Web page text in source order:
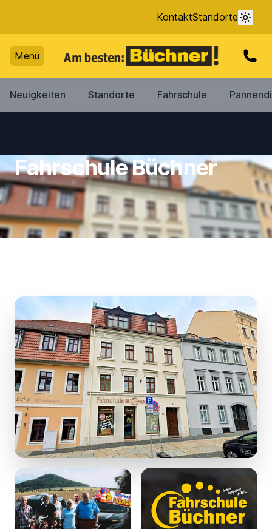
KontaktStandorte
Menü
Neuigkeiten Standorte Fahrschule
Fahrschule Büchner